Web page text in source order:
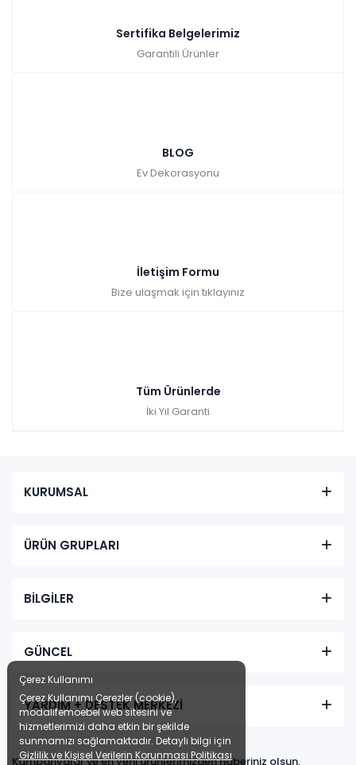
Sertifika Belgelerimiz
Garantili Ürünler
BLOG
Ev Dekorasyonu
İletişim Formu
Bize ulaşmak için tıklayınız
Tüm Ürünlerde
İki Yıl Garanti
KURUMSAL
ÜRÜN GRUPLARI
BİLGİLER
GÜNCEL
YARDIM + DESTEK MERKEZİ
Kampanyalar ve en yeni ürünlerimizden haberiniz olsun,
Çerez Kullanımı
Çerez Kullanımı Çerezler (cookie),
modalifemoebel web sitesini ve
hizmetlerimizi daha etkin bir şekilde
sunmamızı sağlamaktadır. Detaylı bilgi için
Gizlilik ve Kişisel Verilerin Korunması Politikası